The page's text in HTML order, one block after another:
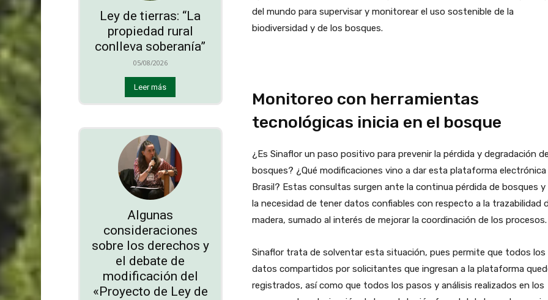
Ley de tierras: “La
propiedad rural
conlleva soberanía”
05/08/2026
Leer más
Algunas
consideraciones
sobre los derechos y
el debate de
modificación del
«Proyecto de Ley de
del mundo para supervisar y monitorear el uso sostenible de la
biodiversidad y de los bosques.
Monitoreo con herramientas
tecnológicas inicia en el bosque
¿Es Sinaflor un paso positivo para prevenir la pérdida y degradación
bosques? ¿Qué modificaciones vino a dar esta plataforma electrónica
Brasil? Estas consultas surgen ante la continua pérdida de bosques y
la necesidad de tener datos confiables con respecto a la trazabilidad
madera, sumado al interés de mejorar la coordinación de los procesos.
Sinaflor trata de solventar esta situación, pues permite que todos los
datos compartidos por solicitantes que ingresan a la plataforma
registrados, así como que todos los pasos y análisis realizados en los